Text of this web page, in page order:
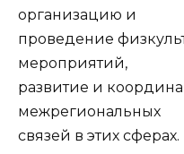
организацию и
проведение
мероприятий,
развитие и
межрегиональных
связей в этих сферах.